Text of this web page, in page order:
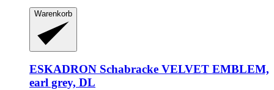
Warenkorb
ESKADRON Schabracke VELVET EMBLEM,
earl grey, DL